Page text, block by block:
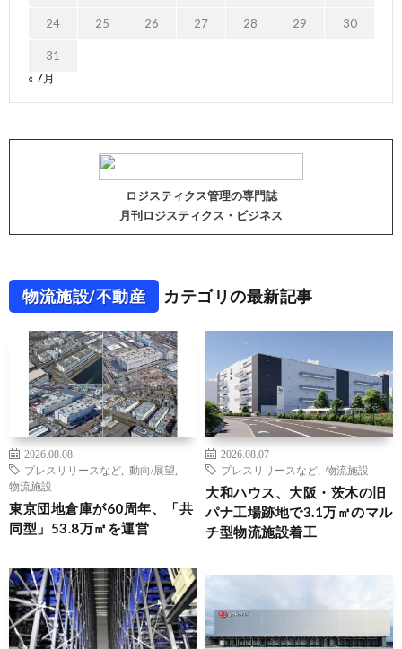
24 25 26 27 28 29 30
31
« 7月
ロジスティクス管理の専門誌
月刊ロジスティクス・ビジネス
物流施設/不動産 カテゴリの最新記事
2026.08.08
プレスリリースなど
動向/展望
物流施設
東京団地倉庫が60周年、「共
同型」53.8万㎡を運営
2026.08.07
プレスリリースなど
物流施設
大和ハウス、大阪・茨木の旧
パナ工場跡地で3.1万㎡のマル
チ型物流施設着工